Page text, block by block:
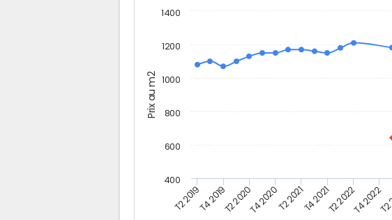
Prix au m2
T2 2019T4 2019T2 2020T4 2020T2 2021T4 2021T2 2022T4 2022
400
600
800
1000
1200
1400